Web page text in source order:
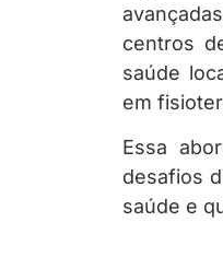
centros
saúde
em
Essa
desafios
saúde e